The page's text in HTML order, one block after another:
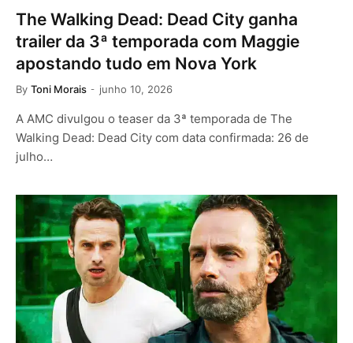
The Walking Dead: Dead City ganha
trailer da 3ª temporada com Maggie
apostando tudo em Nova York
By Toni Morais junho 10, 2026
A AMC divulgou o teaser da 3ª temporada de The
Walking Dead: Dead City com data confirmada: 26 de
julho…